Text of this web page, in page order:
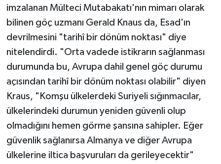
imzalanan Mülteci Mutabakatı'nın mimarı olarak
bilinen göç uzmanı Gerald Knaus da, Esad'ın
devrilmesini "tarihî bir dönüm noktası" diye
nitelendirdi. "Orta vadede istikrarın sağlanması
durumunda bu, Avrupa dahil genel göç durumu
açısından tarihî bir dönüm noktası olabilir" diyen
Kraus, "Komşu ülkelerdeki Suriyeli sığınmacılar,
ülkelerindeki durumun yeniden güvenli olup
olmadığını hemen görme şansına sahipler. Eğer
güvenlik sağlanırsa Almanya ve diğer Avrupa
ülkelerine iltica başvuruları da gerileyecektir"